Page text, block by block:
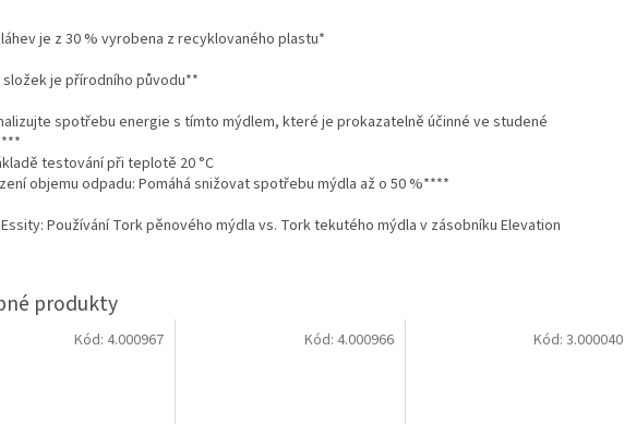
je z 30 % vyrobena z recyklovaného plastu*
složek je přírodního původu**
spotřebu energie s tímto mýdlem, které je prokazatelně účinné ve studené
testování při teplotě 20 °C
objemu odpadu: Pomáhá snižovat spotřebu mýdla až o 50 %****
Používání Tork pěnového mýdla vs. Tork tekutého mýdla v zásobníku Elevation
Kód: 4.000967 Kód: 4.000966 Kód:3.000040